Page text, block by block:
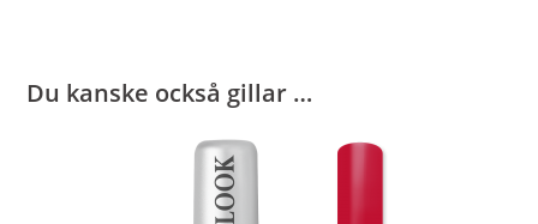
Du kanske också gillar …